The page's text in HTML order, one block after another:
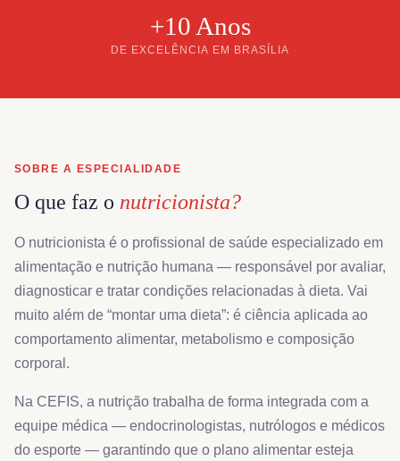
+10 Anos
DE EXCELÊNCIA EM BRASÍLIA
SOBRE A ESPECIALIDADE
O que faz o nutricionista?
O nutricionista é o profissional de saúde especializado em
alimentação e nutrição humana — responsável por avaliar,
diagnosticar e tratar condições relacionadas à dieta. Vai
muito além de “montar uma dieta”: é ciência aplicada ao
comportamento alimentar, metabolismo e composição
corporal.
Na CEFIS, a nutrição trabalha de forma integrada com a
equipe médica — endocrinologistas, nutrólogos e médicos
do esporte — garantindo que o plano alimentar esteja